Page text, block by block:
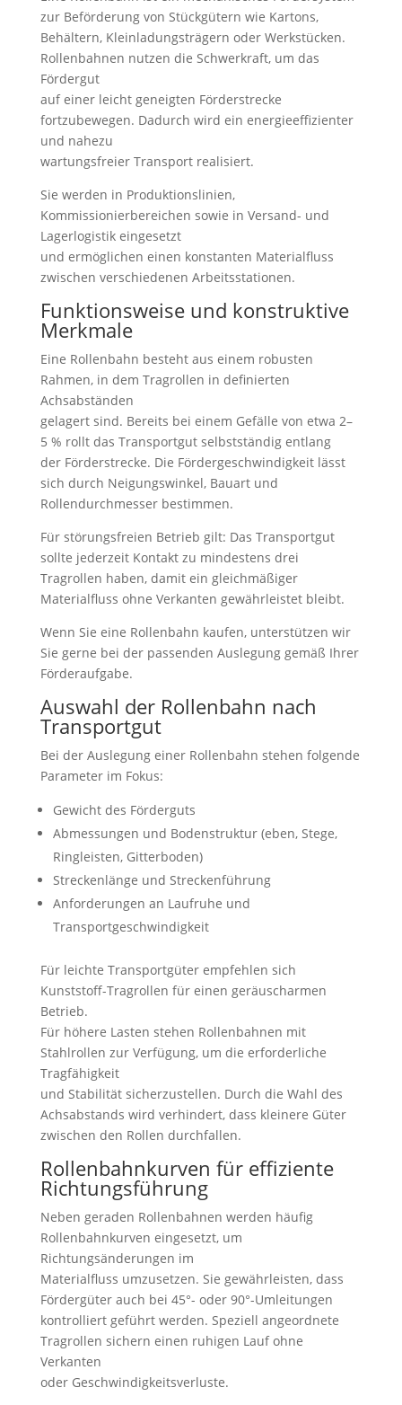
zur Beförderung von Stückgütern wie Kartons,
Behältern, Kleinladungsträgern oder Werkstücken.
Rollenbahnen nutzen die Schwerkraft, um das
Fördergut
auf einer leicht geneigten Förderstrecke
fortzubewegen. Dadurch wird ein energieeffizienter
und nahezu
wartungsfreier Transport realisiert.
Sie werden in Produktionslinien,
Kommissionierbereichen sowie in Versand- und
Lagerlogistik eingesetzt
und ermöglichen einen konstanten Materialfluss
zwischen verschiedenen Arbeitsstationen.
Funktionsweise und konstruktive
Merkmale
Eine Rollenbahn besteht aus einem robusten
Rahmen, in dem Tragrollen in definierten
Achsabständen
gelagert sind. Bereits bei einem Gefälle von etwa 2–
5 % rollt das Transportgut selbstständig entlang
der Förderstrecke. Die Fördergeschwindigkeit lässt
sich durch Neigungswinkel, Bauart und
Rollendurchmesser bestimmen.
Für störungsfreien Betrieb gilt: Das Transportgut
sollte jederzeit Kontakt zu mindestens drei
Tragrollen haben, damit ein gleichmäßiger
Materialfluss ohne Verkanten gewährleistet bleibt.
Wenn Sie eine Rollenbahn kaufen, unterstützen wir
Sie gerne bei der passenden Auslegung gemäß Ihrer
Förderaufgabe.
Auswahl der Rollenbahn nach
Transportgut
Bei der Auslegung einer Rollenbahn stehen folgende
Parameter im Fokus:
Gewicht des Förderguts
Abmessungen und Bodenstruktur (eben, Stege,
Ringleisten, Gitterboden)
Streckenlänge und Streckenführung
Anforderungen an Laufruhe und
Transportgeschwindigkeit
Für leichte Transportgüter empfehlen sich
Kunststoff-Tragrollen für einen geräuscharmen
Betrieb.
Für höhere Lasten stehen Rollenbahnen mit
Stahlrollen zur Verfügung, um die erforderliche
Tragfähigkeit
und Stabilität sicherzustellen. Durch die Wahl des
Achsabstands wird verhindert, dass kleinere Güter
zwischen den Rollen durchfallen.
Rollenbahnkurven für effiziente
Richtungsführung
Neben geraden Rollenbahnen werden häufig
Rollenbahnkurven eingesetzt, um
Richtungsänderungen im
Materialfluss umzusetzen. Sie gewährleisten, dass
Fördergüter auch bei 45°- oder 90°-Umleitungen
kontrolliert geführt werden. Speziell angeordnete
Tragrollen sichern einen ruhigen Lauf ohne
Verkanten
oder Geschwindigkeitsverluste.